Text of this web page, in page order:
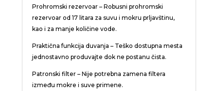
Prohromski rezervoar – Robusni prohromski
rezervoar od 17 litara za suvu i mokru prljavštinu,
kao i za manje količine vode.
Praktična funkcija duvanja – Teško dostupna mesta
jednostavno produvajte dok ne postanu čista.
Patronski filter – Nije potrebna zamena filtera
između mokre i suve primene.